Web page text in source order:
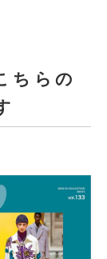
ちらの